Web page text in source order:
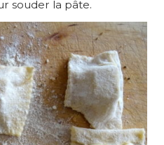
souder la pâte.